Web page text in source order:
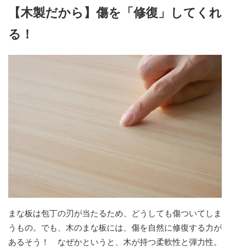
【木製だから】傷を「修復」してくれ
る！
まな板は包丁の刃が当たるため、どうしても傷ついてしま
うもの。でも、木のまな板には、傷を自然に修復する力が
あるそう！ なぜかというと、木が持つ柔軟性と弾力性。